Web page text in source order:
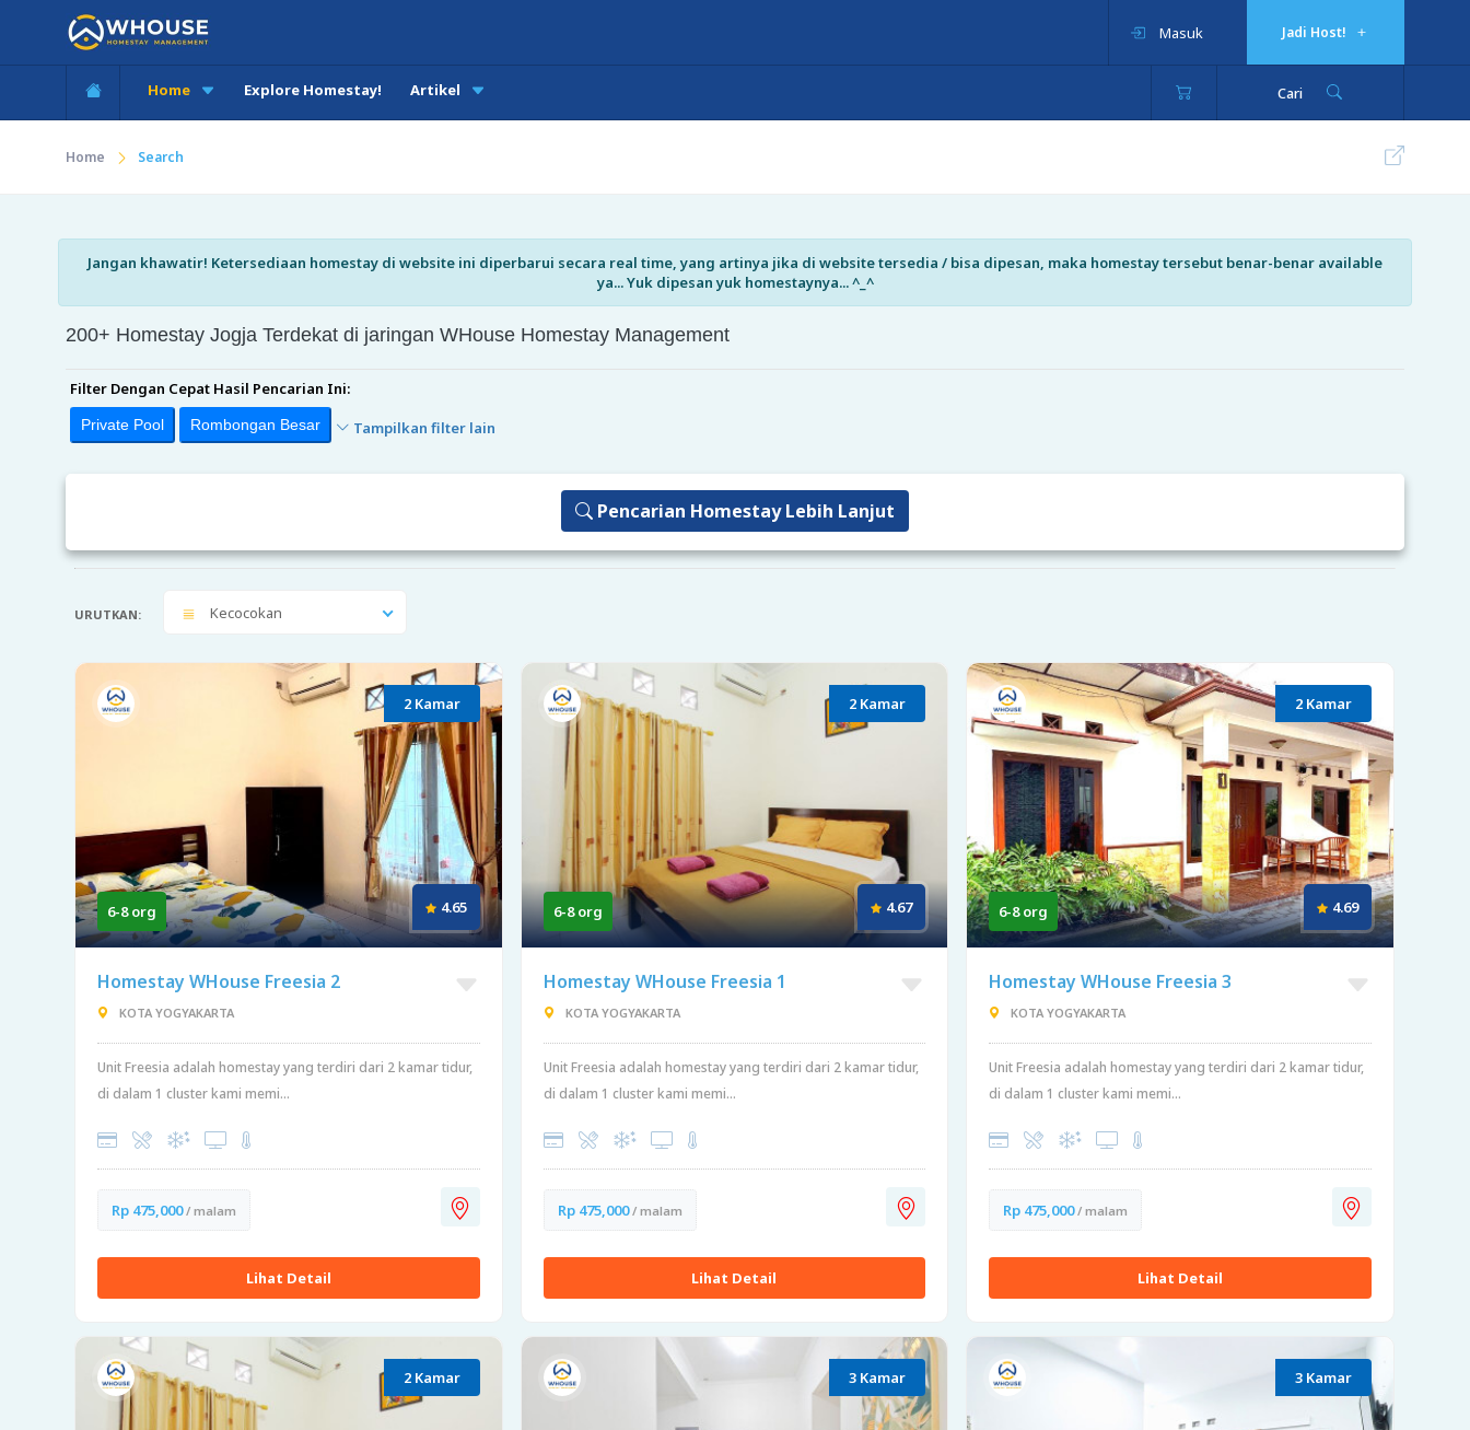
Jadi Host!
Masuk
Cari
Home Explore Homestay! Artikel
Home Search
Jangan khawatir! Ketersediaan homestay di website ini diperbarui secara real time, yang artinya jika di website tersedia / bisa dipesan, maka homestay tersebut benar-benar available
ya... Yuk dipesan yuk homestaynya... ^_^
200+ Homestay Jogja Terdekat di jaringan WHouse Homestay Management
Filter Dengan Cepat Hasil Pencarian Ini:
Private Pool Rombongan Besar Tampilkan filter lain
Pencarian Homestay Lebih Lanjut
URUTKAN: Kecocokan
2 Kamar
6-8 org 4.65
Homestay WHouse Freesia 2
KOTA YOGYAKARTA
Unit Freesia adalah homestay yang terdiri dari 2 kamar tidur,
di dalam 1 cluster kami memi...
Rp 475,000/ malam
Lihat Detail
2 Kamar
6-8 org 4.67
Homestay WHouse Freesia 1
KOTA YOGYAKARTA
Unit Freesia adalah homestay yang terdiri dari 2 kamar tidur,
di dalam 1 cluster kami memi...
Rp 475,000/ malam
Lihat Detail
2 Kamar
6-8 org 4.69
Homestay WHouse Freesia 3
KOTA YOGYAKARTA
Unit Freesia adalah homestay yang terdiri dari 2 kamar tidur,
di dalam 1 cluster kami memi...
Rp 475,000/ malam
Lihat Detail
2 Kamar 3 Kamar 3 Kamar